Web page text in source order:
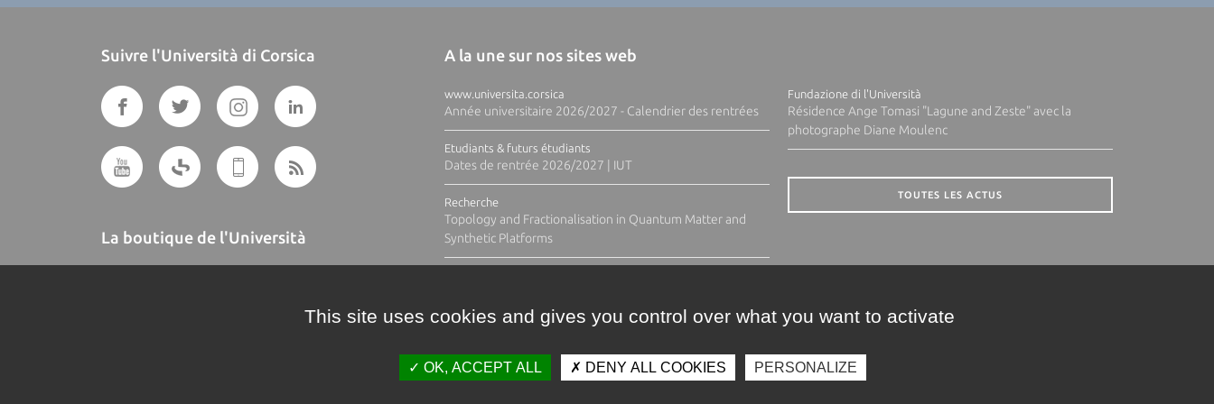
Suivre l'Università di Corsica
La boutique de l'Università
A la une sur nos sites web
www.universita.corsica
Année universitaire 2026/2027 - Calendrier des rentrées
Etudiants & futurs étudiants
Dates de rentrée 2026/2027 | IUT
Recherche
Topology and Fractionalisation in Quantum Matter and
Synthetic Platforms
Fundazione di l'Università
Résidence Ange Tomasi "Lagune and Zeste" avec la
photographe Diane Moulenc
TOUTES LES ACTUS
This site uses cookies and gives you control over what you want to activate
OK, ACCEPT ALL DENY ALL COOKIES PERSONALIZE